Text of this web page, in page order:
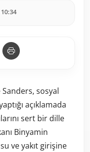
Sanders, sosyal
açıklamada
sert bir dille
Binyamin
ve yakıt girişine